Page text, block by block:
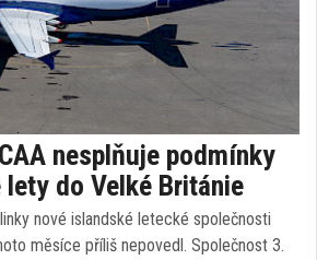
nesplňuje podmínky
lety do Velké Británie
nové islandské letecké společnosti
měsíce příliš nepovedl. Společnost 3.